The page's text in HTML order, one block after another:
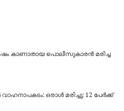
കാണാതായ പൊലീസുകാരൻ മരിച്ച
ഒരാള്‍ മരിച്ചു; 12 പേർക്ക്